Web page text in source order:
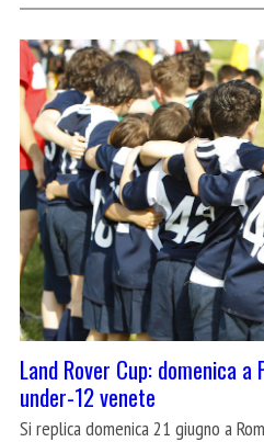
Land Rover Cup: domenica a
under-12 venete
Si replica domenica 21 giugno a